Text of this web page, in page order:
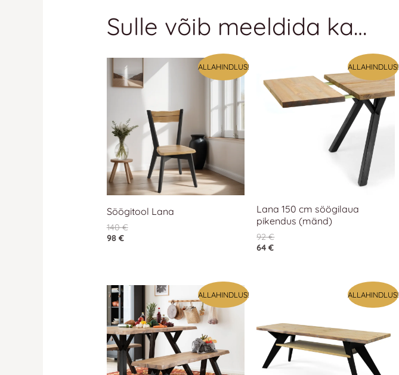
Sulle võib meeldida ka…
ALLAHINDLUS!
Söögitool Lana
140€
98 €
ALLAHINDLUS!
Lana 150 cm söögilaua
pikendus (mänd)
92€
64€
ALLAHINDLUS! ALLAHINDLUS!